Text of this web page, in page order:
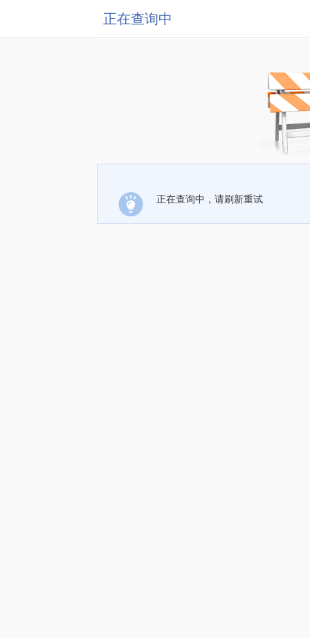
正在查询中
正在查询中，请刷新重试